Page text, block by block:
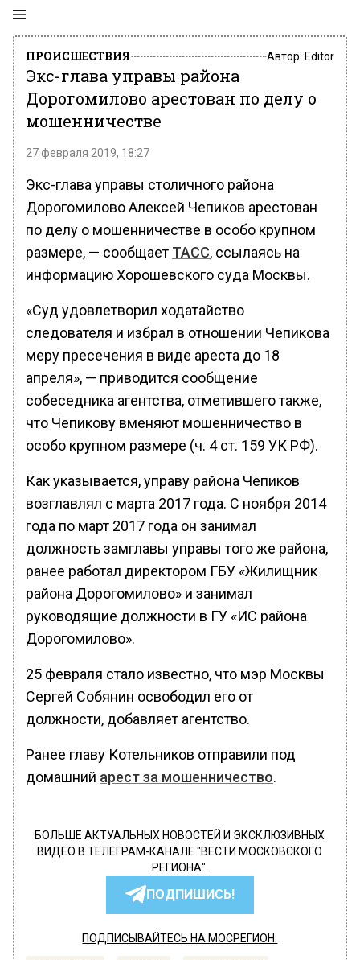
ПРОИСШЕСТВИЯ Автор: Editor
Экс-глава управы района
Дорогомилово арестован по делу о
мошенничестве
27 февраля 2019, 18:27
Экс-глава управы столичного района
Дорогомилово Алексей Чепиков арестован
по делу о мошенничестве в особо крупном
размере, — сообщает ТАСС, ссылаясь на
информацию Хорошевского суда Москвы.
«Суд удовлетворил ходатайство
следователя и избрал в отношении Чепикова
меру пресечения в виде ареста до 18
апреля», — приводится сообщение
собеседника агентства, отметившего также,
что Чепикову вменяют мошенничество в
особо крупном размере (ч. 4 ст. 159 УК РФ).
Как указывается, управу района Чепиков
возглавлял с марта 2017 года. С ноября 2014
года по март 2017 года он занимал
должность замглавы управы того же района,
ранее работал директором ГБУ «Жилищник
района Дорогомилово» и занимал
руководящие должности в ГУ «ИС района
Дорогомилово».
25 февраля стало известно, что мэр Москвы
Сергей Собянин освободил его от
должности, добавляет агентство.
Ранее главу Котельников отправили под
домашний арест за мошенничество.
БОЛЬШЕ АКТУАЛЬНЫХ НОВОСТЕЙ И ЭКСКЛЮЗИВНЫХ
ВИДЕО В ТЕЛЕГРАМ-КАНАЛЕ "ВЕСТИ МОСКОВСКОГО
РЕГИОНА".
ПОДПИШИСЬ!
ПОДПИСЫВАЙТЕСЬ НА МОСРЕГИОН: